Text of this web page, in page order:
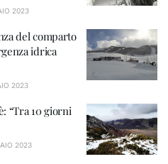
2023
del comparto
idrica
2023
“Tra 10 giorni
2023